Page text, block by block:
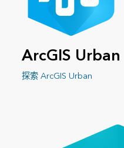
ArcGIS Urban
探索 ArcGIS Urban